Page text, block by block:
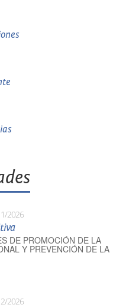
2026
DE PROMOCIÓN DE LA
Y PREVENCIÓN DE LA
2026